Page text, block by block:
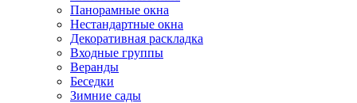
Панорамные окна
Нестандартные окна
Декоративная раскладка
Входные группы
Веранды
Беседки
Зимние сады